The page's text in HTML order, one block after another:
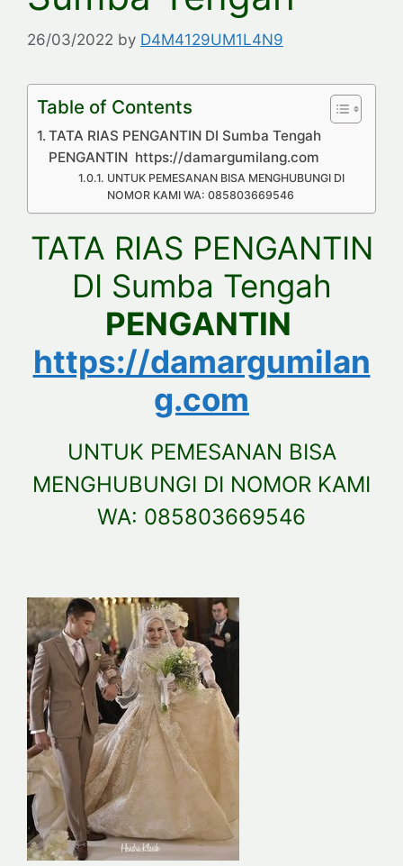
26/03/2022 by D4M4129UM1L4N9
Table of Contents
TATA RIAS PENGANTIN DI Sumba Tengah
PENGANTIN https://damargumilang.com
UNTUK PEMESANAN BISA MENGHUBUNGI DI
NOMOR KAMI WA: 085803669546
TATA RIAS PENGANTIN
DI Sumba Tengah
PENGANTIN
https://damargumilan
g.com
UNTUK PEMESANAN BISA
MENGHUBUNGI DI NOMOR KAMI
WA: 085803669546